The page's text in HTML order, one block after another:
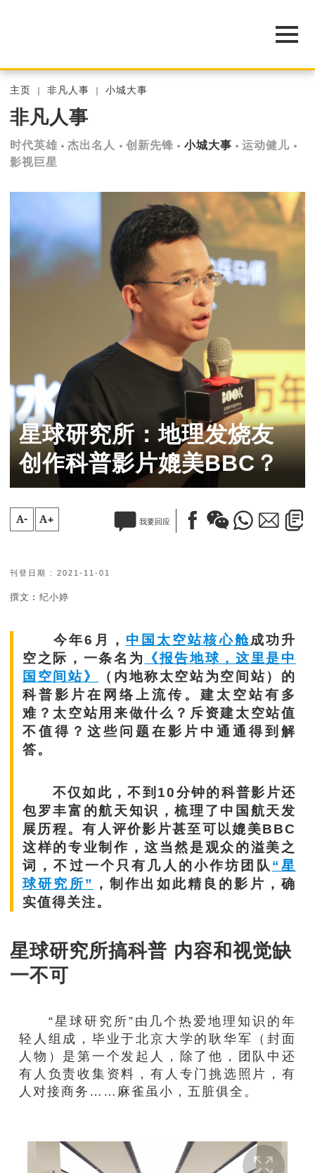
主页 非凡人事 小城大事
非凡人事
时代英雄 杰出名人 创新先锋 小城大事
运动健儿
影视巨星
星球研究所：地理发烧友
创作科普影片媲美BBC？
A- A+ 我要回应
刊登日期 : 2021-11-01
撰文︰纪小婷
今年6月， 中国太空站核心舱成功升
空之际，一条名为
《报告地球，这里是中
国空间站》
（内地称太空站为空间站）的
科普影片在网络上流传。建太空站有多
难？太空站用来做什么？斥资建太空站值
不值得？这些问题在影片中通通得到解
答。
不仅如此，不到10分钟的科普影片还
包罗丰富的航天知识，梳理了中国航天发
展历程。有人评价影片甚至可以媲美BBC
这样的专业制作，这当然是观众的溢美之
词，不过一个只有几人的小作坊团队 “星
球研究所” ，制作出如此精良的影片，确
实值得关注。
星球研究所搞科普 内容和视觉缺
一不可
“星球研究所”由几个热爱地理知识的年
轻人组成，毕业于北京大学的耿华军（封面
人物）是第一个发起人，除了他，团队中还
有人负责收集资料，有人专门挑选照片，有
人对接商务……麻雀虽小，五脏俱全。